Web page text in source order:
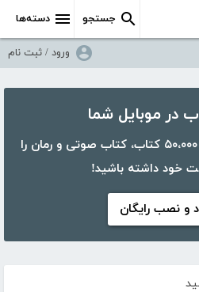
دسته‌ها جستجو
ورود / ثبت نام
با اپلیکیشن کتابراه، بیش از ۵۰،۰۰۰ کتاب، کتاب صوتی و رمان را
خود داشته باشید!
و نصب رایگان